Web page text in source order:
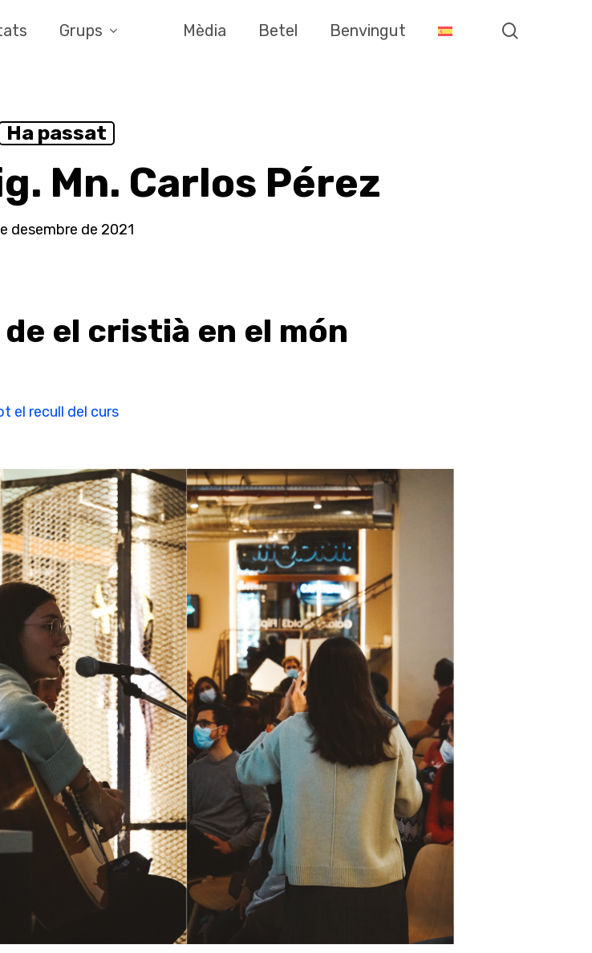
Grups Mèdia Betel Benvingut
Ha passat
Mn. Carlos Pérez
desembre de 2021
el cristià en el món
el recull del curs